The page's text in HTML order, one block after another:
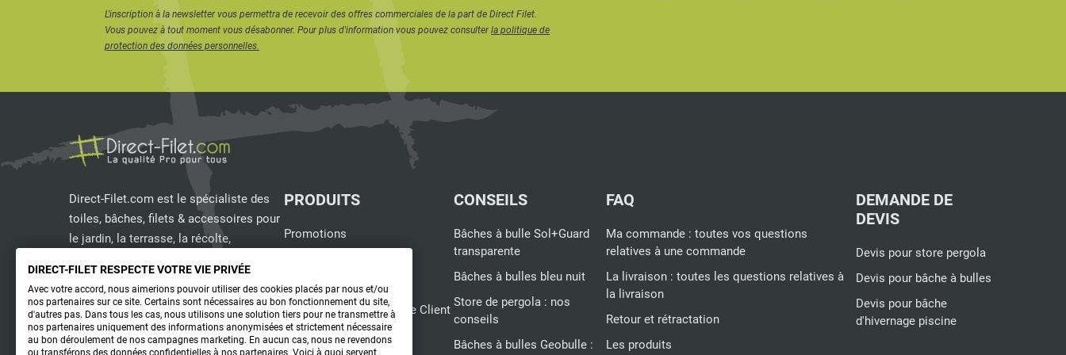
Pour les propriétaires qui recherchent une solution plus permanente, la
Mais si vous souhaitez varier les ambiances et adapter votre ombrage
au fil de la journée, le store coulissant reste le choix le plus flexible.
L'inscription à la newsletter vous permettra de recevoir des offres commerciales de la part de Direct Filet.
Vous pouvez à tout moment vous désabonner. Pour plus d'information vous pouvez consulterla politique de
protection des données personnelles.
Direct-Filet.com est le spécialiste des
toiles, bâches, filets & accessoires pour
le jardin, la terrasse, la récolte,
les clôtures...
PRODUITS
Promotions
Meilleures ventes
Nous-Contacter : Service Client
| Direct Filet
CONSEILS
Bâches à bulle Sol+Guard
transparente
Bâches à bulles bleu nuit
Store de pergola : nos
conseils
Bâches à bulles Geobulle :
FAQ
Ma commande : toutes vos questions
relatives à une commande
La livraison : toutes les questions relatives à
la livraison
Retour et rétractation
Les produits
DEMANDE DE
DEVIS
Devis pour store pergola
Devis pour bâche à bulles
Devis pour bâche
d'hivernage piscine
DIRECT-FILET RESPECTE VOTRE VIE PRIVÉE
Avec votre accord, nous aimerions pouvoir utiliser des cookies placés par nous et/ou
nos partenaires sur ce site. Certains sont nécessaires au bon fonctionnement du site,
d'autres pas. Dans tous les cas, nous utilisons une solution tiers pour ne transmettre à
nos partenaires uniquement des informations anonymisées et strictement nécessaire
au bon déroulement de nos campagnes marketing. En aucun cas, nous ne revendons
ou transférons des données confidentielles à nos partenaires. Voici à quoi servent